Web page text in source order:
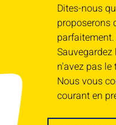
Dites-nous
proposerons
parfaitement.
n'avez pas
Nous vous
courant en